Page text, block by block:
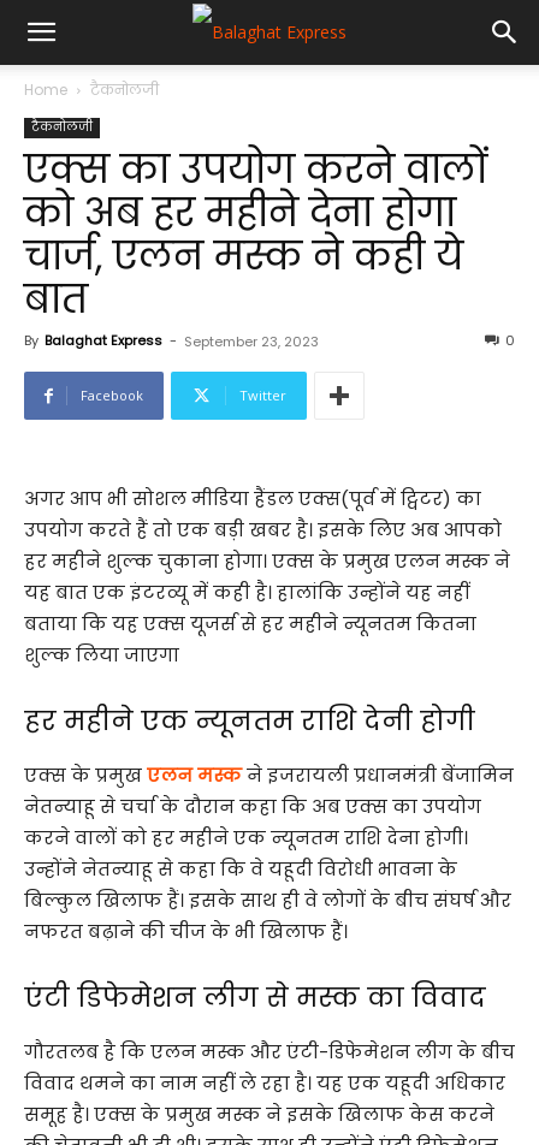
Home टैकनोलजी
टैकनोलजी
एक्स का उपयोग करने वालों
को अब हर महीने देना होगा
चार्ज, एलन मस्क ने कही ये
बात
By Balaghat Express - September 23, 2023 0
Facebook Twitter
अगर आप भी सोशल मीडिया हैंडल एक्स(पूर्व में ट्विटर) का
उपयोग करते हैं तो एक बड़ी खबर है। इसके लिए अब आपको
हर महीने शुल्क चुकाना होगा। एक्स के प्रमुख एलन मस्क ने
यह बात एक इंटरव्यू में कही है। हालांकि उन्होंने यह नहीं
बताया कि यह एक्स यूजर्स से हर महीने न्यूनतम कितना
शुल्क लिया जाएगा
हर महीने एक न्यूनतम राशि देनी होगी
एक्स के प्रमुखएलन मस्कने इजरायली प्रधानमंत्री बेंजामिन
नेतन्याहू से चर्चा के दौरान कहा कि अब एक्स का उपयोग
करने वालों को हर महीने एक न्यूनतम राशि देना होगी।
उन्होंने नेतन्याहू से कहा कि वे यहूदी विरोधी भावना के
बिल्कुल खिलाफ हैं। इसके साथ ही वे लोगों के बीच संघर्ष और
नफरत बढ़ाने की चीज के भी खिलाफ हैं।
एंटी डिफेमेशन लीग से मस्क का विवाद
गौरतलब है कि एलन मस्क और एंटी-डिफेमेशन लीग के बीच
विवाद थमने का नाम नहीं ले रहा है। यह एक यहूदी अधिकार
समूह है। एक्स के प्रमुख मस्क ने इसके खिलाफ केस करने